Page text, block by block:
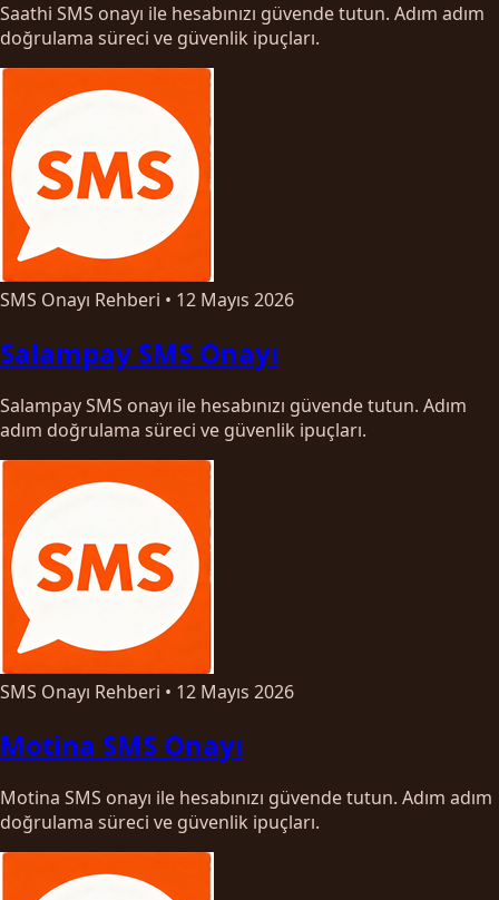
Saathi SMS onayı ile hesabınızı güvende tutun. Adım adım
doğrulama süreci ve güvenlik ipuçları.
SMS Onayı Rehberi • 12 Mayıs 2026
Salampay SMS Onayı
Salampay SMS onayı ile hesabınızı güvende tutun. Adım
adım doğrulama süreci ve güvenlik ipuçları.
SMS Onayı Rehberi • 12 Mayıs 2026
Motina SMS Onayı
Motina SMS onayı ile hesabınızı güvende tutun. Adım adım
doğrulama süreci ve güvenlik ipuçları.